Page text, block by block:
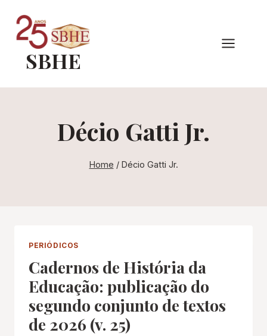
para
ConteúdoSBHE
Décio Gatti Jr.
Home / Décio Gatti Jr.
PERIÓDICOS
Cadernos de História da
Educação: publicação do
segundo conjunto de textos
de 2026 (v. 25)